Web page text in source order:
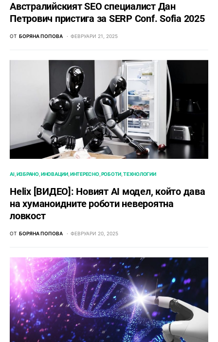
Австралийският SEO специалист Дан
Петрович пристига за SERP Conf. Sofia 2025
ОТ БОРЯНА ПОПОВА ФЕВРУАРИ 21, 2025
AI ИЗБРАНО ИНОВАЦИИ ИНТЕРЕСНО РОБОТИ ТЕХНОЛОГИИ
Helix [ВИДЕО]: Новият AI модел, който дава
на хуманоидните роботи невероятна
ловкост
ОТ БОРЯНА ПОПОВА ФЕВРУАРИ 20, 2025